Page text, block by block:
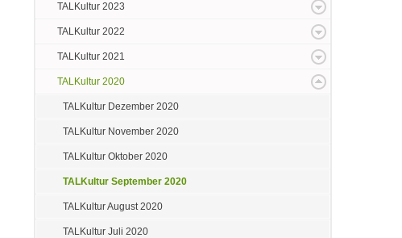
TALKultur 2023
TALKultur 2022
TALKultur 2021
TALKultur 2020
TALKultur Dezember 2020
TALKultur November 2020
TALKultur Oktober 2020
TALKultur September 2020
TALKultur August 2020
TALKultur Juli 2020